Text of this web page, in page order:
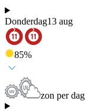
Donderdag13 aug
85%
zon per dag